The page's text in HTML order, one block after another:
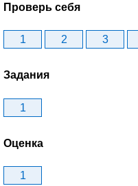
Проверь себя
1 2 3
Задания
1
Оценка
1